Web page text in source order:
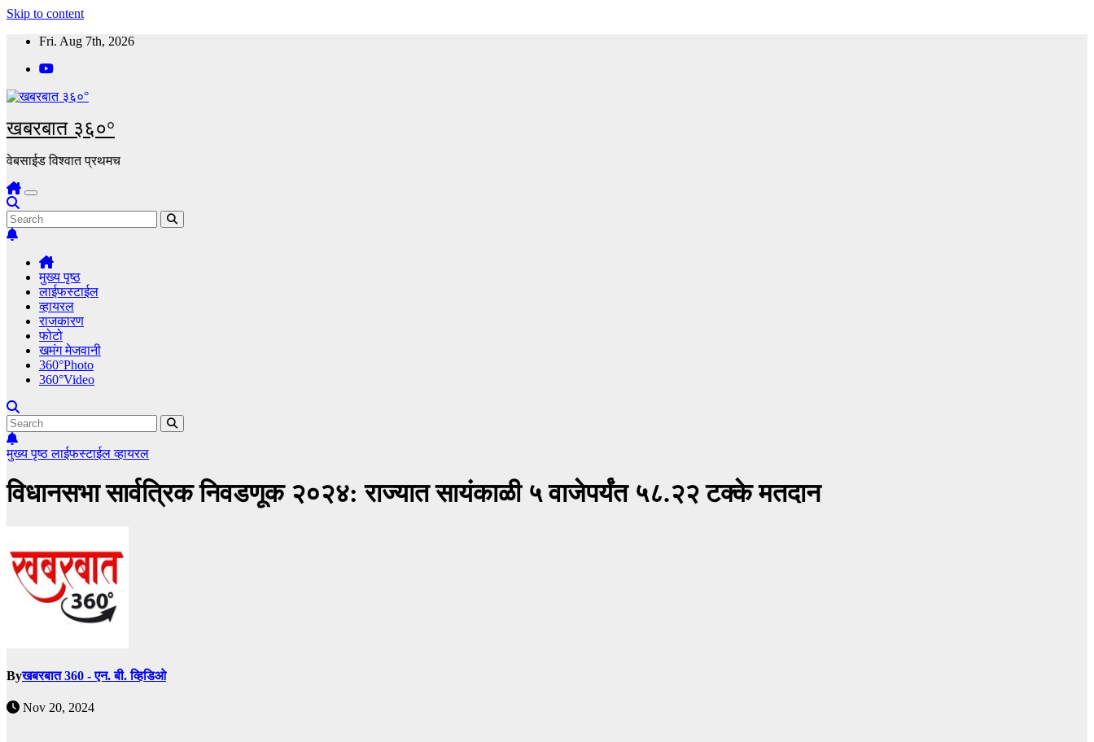
Skip to content
Fri. Aug 7th, 2026
खबरबात ३६०°
वेबसाईड विश्वात प्रथमच
मुख्य पृष्ठ
लाईफस्टाईल
व्हायरल
राजकारण
फोटो
खमंग मेजवानी
360°Photo
360°Video
मुख्य पृष्ठलाईफस्टाईलव्हायरल
विधानसभा सार्वत्रिक निवडणूक २०२४: राज्यात सायंकाळी ५ वाजेपर्यंत ५८.२२ टक्के मतदान
Byखबरबात 360 - एन. बी. व्हिडिओ
Nov 20, 2024